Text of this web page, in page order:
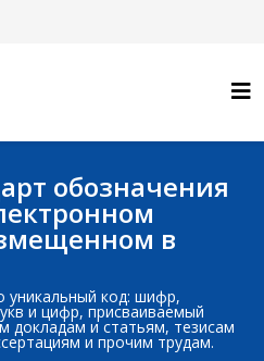
обозначения
в
уникальный код: шифр,
и цифр, присваиваемый
докладам и статьям, тезисам
и прочим трудам.